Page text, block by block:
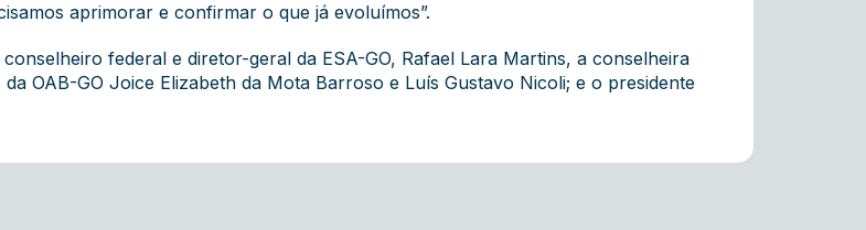
aprimorar e confirmar o que já evoluímos”.
federal e diretor-geral da ESA-GO, Rafael Lara Martins, a conselheira
OAB-GO Joice Elizabeth da Mota Barroso e Luís Gustavo Nicoli ; e o presidente